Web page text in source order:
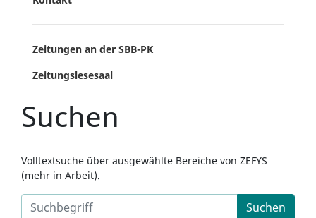
Zeitungen an der SBB-PK
Zeitungslesesaal
Suchen
Volltextsuche über ausgewählte Bereiche von ZEFYS
(mehr in Arbeit).
Suchen